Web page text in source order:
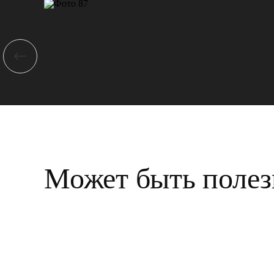
Может быть